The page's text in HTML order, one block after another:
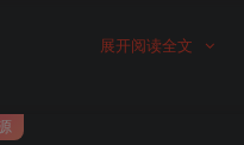
甘雨秘书[30P-91.2M]
原神 小香菱[37P-817.7M]
展开阅读全文